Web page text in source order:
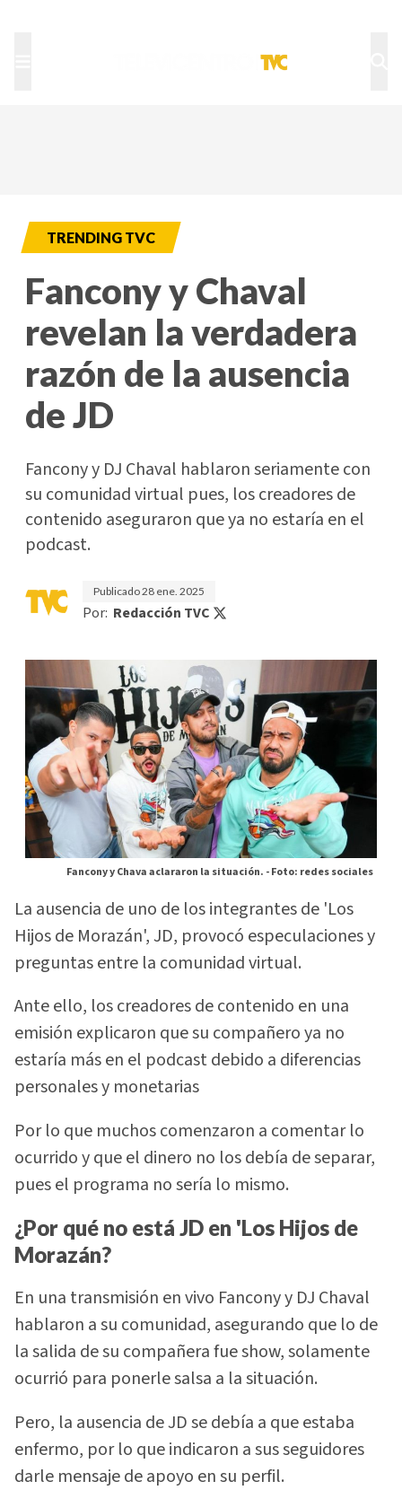
TRENDING TVC
Fancony y Chaval
revelan la verdadera
razón de la ausencia
de JD
Fancony y DJ Chaval hablaron seriamente con
su comunidad virtual pues, los creadores de
contenido aseguraron que ya no estaría en el
podcast.
Publicado28 ene. 2025
Por: Redacción TVC
Fancony y Chava aclararon la situación. -Foto: redes sociales
La ausencia de uno de los integrantes de 'Los
Hijos de Morazán', JD, provocó especulaciones y
preguntas entre la comunidad virtual.
Ante ello, los creadores de contenido en una
emisión explicaron que su compañero ya no
estaría más en el podcast debido a diferencias
personales y monetarias
Por lo que muchos comenzaron a comentar lo
ocurrido y que el dinero no los debía de separar,
pues el programa no sería lo mismo.
¿Por qué no está JD en 'Los Hijos de
Morazán?
En una transmisión en vivo Fancony y DJ Chaval
hablaron a su comunidad, asegurando que lo de
la salida de su compañera fue show, solamente
ocurrió para ponerle salsa a la situación.
Pero, la ausencia de JD se debía a que estaba
enfermo, por lo que indicaron a sus seguidores
darle mensaje de apoyo en su perfil.